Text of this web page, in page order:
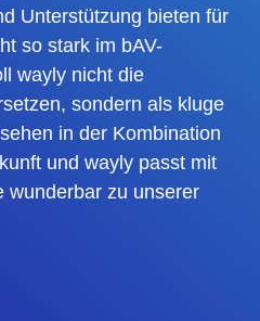
Unterstützung bieten für
so stark im bAV-
wayly nicht die
sondern als kluge
in der Kombination
und wayly passt mit
wunderbar zu unserer